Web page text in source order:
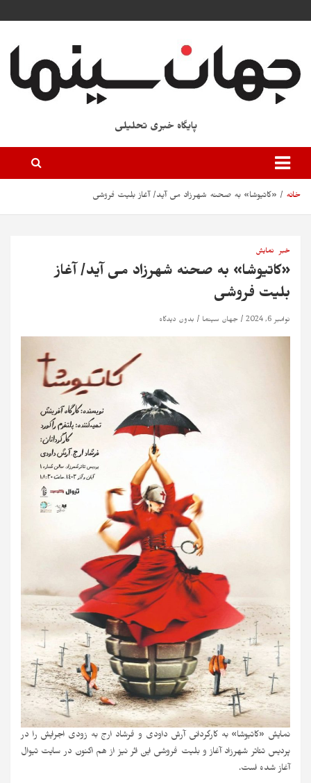
پایگاه خبری تحلیلی
خانه «کاتیوشا» به صحنه شهرزاد می آید/ آغاز بلیت فروشی
خبر نمایش
«کاتیوشا» به صحنه شهرزاد می آید/ آغاز
بلیت فروشی
نوامبر 6, 2024 جهان سینما بدون دیدگاه
نمایش «کاتیوشا» به کارگردانی آرش داودی و فرشاد ارج به زودی اجرایش را در
پردیس تئاتر شهرزاد آغاز و بلیت فروشی این اثر نیز از هم اکنون در سایت تیوال
آغاز شده است.